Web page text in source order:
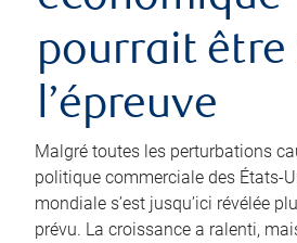
pourrait être
l’épreuve
Malgré toutes les perturbations
politique commerciale des
mondiale s’est jusqu’ici révélée
prévu. La croissance a ralenti,